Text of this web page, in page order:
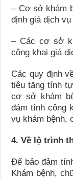
– Cơ sở khám
định giá dịch
– Các cơ sở
công khai giá
Các quy định
tiêu tăng tính
cơ sở khám
đảm tính công
vụ khám bệnh,
4. Về lộ trình
Để bảo đảm
Khám bệnh,